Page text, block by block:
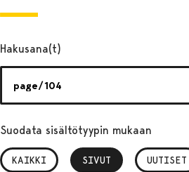
Hakusana(t)
Suodata sisältötyypin mukaan
KAIKKI SIVUT
, VALITTU UUTISET